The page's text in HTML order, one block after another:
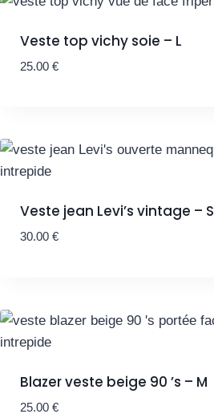
Veste top vichy soie – L
25.00 €
Veste jean Levi’s vintage – S
30.00 €
Blazer veste beige 90 ’s – M
25.00 €